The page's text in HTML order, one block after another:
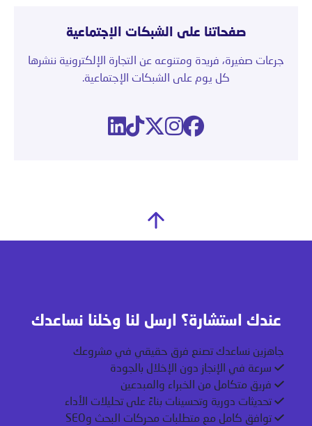
صفحاتنا على الشبكات الإجتماعية
جرعات صغيرة، فريدة ومتنوعه عن التجارة الإلكترونية ننشرها
كل يوم على الشبكات الإجتماعية.
عندك استشارة؟ ارسل لنا وخلنا نساعدك
جاهزين نساعدك تصنع فرق حقيقي في مشروعك
سرعة في الإنجاز دون الإخلال بالجودة
فريق متكامل من الخبراء والمبدعين
تحديثات دورية وتحسينات بناءً على تحليلات الأداء
توافق كامل مع متطلبات محركات البحث وSEO